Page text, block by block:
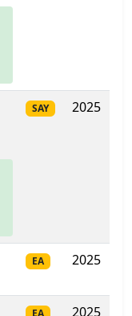
SAY 2025
EA 2025
EA 2025